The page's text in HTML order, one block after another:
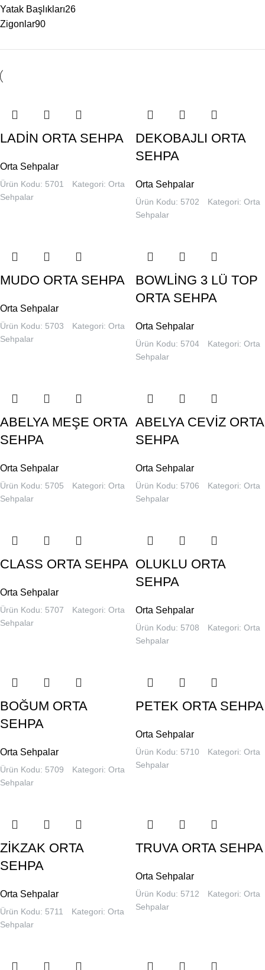
Yatak Başlıkları26
Zigonlar90
LADİN ORTA SEHPA
Orta Sehpalar
Ürün Kodu: 5701 Kategori: Orta
Sehpalar
DEKOBAJLI ORTA
SEHPA
Orta Sehpalar
Ürün Kodu: 5702 Kategori: Orta
Sehpalar
MUDO ORTA SEHPA
Orta Sehpalar
Ürün Kodu: 5703 Kategori: Orta
Sehpalar
BOWLİNG 3 LÜ TOP
ORTA SEHPA
Orta Sehpalar
Ürün Kodu: 5704 Kategori: Orta
Sehpalar
ABELYA MEŞE ORTA
SEHPA
Orta Sehpalar
Ürün Kodu: 5705 Kategori: Orta
Sehpalar
ABELYA CEVİZ ORTA
SEHPA
Orta Sehpalar
Ürün Kodu: 5706 Kategori: Orta
Sehpalar
CLASS ORTA SEHPA
Orta Sehpalar
Ürün Kodu: 5707 Kategori: Orta
Sehpalar
OLUKLU ORTA
SEHPA
Orta Sehpalar
Ürün Kodu: 5708 Kategori: Orta
Sehpalar
BOĞUM ORTA
SEHPA
Orta Sehpalar
Ürün Kodu: 5709 Kategori: Orta
Sehpalar
PETEK ORTA SEHPA
Orta Sehpalar
Ürün Kodu: 5710 Kategori: Orta
Sehpalar
ZİKZAK ORTA
SEHPA
Orta Sehpalar
Ürün Kodu: 5711 Kategori: Orta
Sehpalar
TRUVA ORTA SEHPA
Orta Sehpalar
Ürün Kodu: 5712 Kategori: Orta
Sehpalar